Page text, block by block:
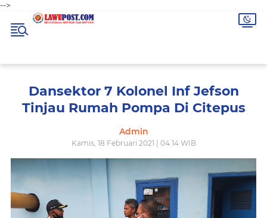
-->
Dansektor 7 Kolonel Inf Jefson
Tinjau Rumah Pompa Di Citepus
Admin
Kamis, 18 Februari 2021 | 04.14 WIB